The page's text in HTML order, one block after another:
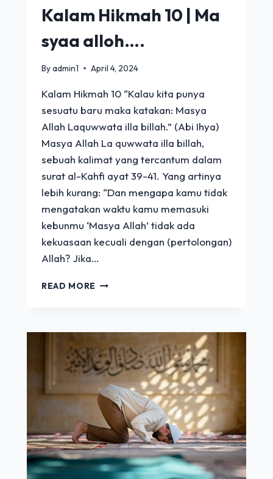
Kalam Hikmah 10 | Ma
syaa alloh….
Byadmin1 April 4, 2024
Kalam Hikmah 10 “Kalau kita punya
sesuatu baru maka katakan: Masya
Allah Laquwwata illa billah.” (Abi Ihya)
Masya Allah La quwwata illa billah,
sebuah kalimat yang tercantum dalam
surat al-Kahfi ayat 39-41. Yang artinya
lebih kurang: “Dan mengapa kamu tidak
mengatakan waktu kamu memasuki
kebunmu ‘Masya Allah’ tidak ada
kekuasaan kecuali dengan (pertolongan)
Allah? Jika…
READ MORE KALAM
MA
SYAA
ALLOH….